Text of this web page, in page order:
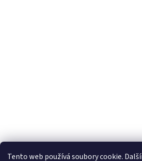
Tento web používá soubory cookie.